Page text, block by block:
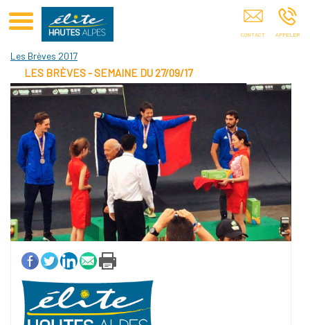
Club Elite Hautes-Alpes Sponsoring De Sportifs Hautes-Alpes
Les Brèves 2017
LES BRÈVES - SEMAINE DU 27/09/17